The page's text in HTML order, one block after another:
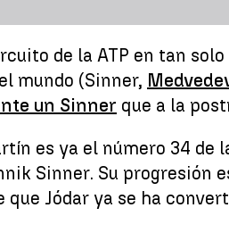
de la ATP en tan
mundo (Sinner,
un Sinner que a la
es ya el número 34
Sinner. Su
Jódar ya se ha